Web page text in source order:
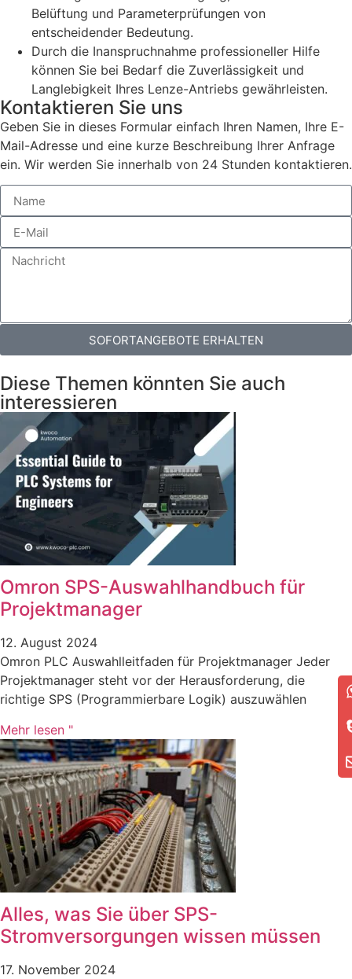
Belüftung und Parameterprüfungen von
entscheidender Bedeutung.
Durch die Inanspruchnahme professioneller Hilfe
können Sie bei Bedarf die Zuverlässigkeit und
Langlebigkeit Ihres Lenze-Antriebs gewährleisten.
Kontaktieren Sie uns
Geben Sie in dieses Formular einfach Ihren Namen, Ihre E-
Mail-Adresse und eine kurze Beschreibung Ihrer Anfrage
ein. Wir werden Sie innerhalb von 24 Stunden kontaktieren.
SOFORTANGEBOTE ERHALTEN
Diese Themen könnten Sie auch
interessieren
Omron SPS-Auswahlhandbuch für
Projektmanager
12. August 2024
Omron PLC Auswahlleitfaden für Projektmanager Jeder
Projektmanager steht vor der Herausforderung, die
richtige SPS (Programmierbare Logik) auszuwählen
Mehr lesen "
Alles, was Sie über SPS-
Stromversorgungen wissen müssen
17. November 2024